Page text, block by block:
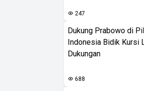
247
Dukung Prabowo di
Indonesia Bidik Kursi
Dukungan
688